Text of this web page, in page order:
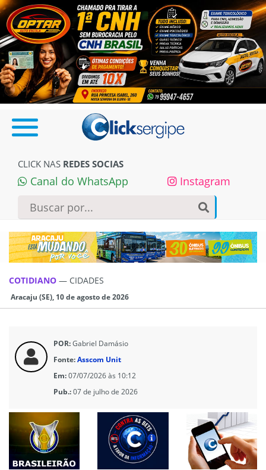
CLICK NAS REDES SOCIAS
Canal do WhatsApp Instagram
COTIDIANO — CIDADES
Aracaju (SE), 10 de agosto de 2026
POR:Gabriel Damásio
Fonte:Asscom Unit
Em:07/07/2026 às 10:12
Pub.:07 de julho de 2026